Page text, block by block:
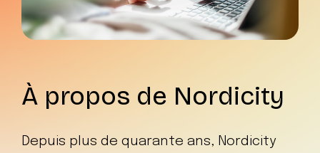
À propos de Nordicity
Depuis plus de quarante ans, Nordicity